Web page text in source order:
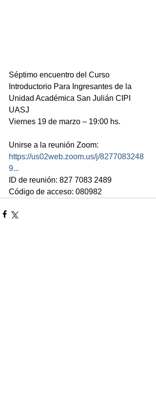
Séptimo encuentro del Curso
Introductorio Para Ingresantes de la
Unidad Académica San Julián CIPI
UASJ
Viernes 19 de marzo – 19:00 hs.
Unirse a la reunión Zoom:
https://us02web.zoom.us/j/8277083248
9...
ID de reunión: 827 7083 2489
Código de acceso: 080982